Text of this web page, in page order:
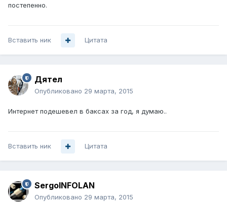
постепенно.
Вставить ник Цитата
Дятел
Опубликовано 29 марта, 2015
Интернет подешевел в баксах за год, я думаю..
Вставить ник Цитата
SergoINFOLAN
Опубликовано 29 марта, 2015